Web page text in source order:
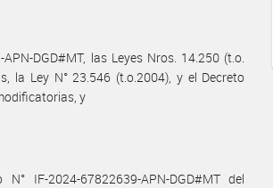
DGD#MT, las Leyes Nros. 14.250 (t.o.
la Ley N° 23.546 (t.o.2004), y el Decreto
y
IF-2024-67822639-APN-DGD#MT del